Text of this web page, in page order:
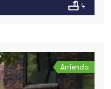
4
Arriendo